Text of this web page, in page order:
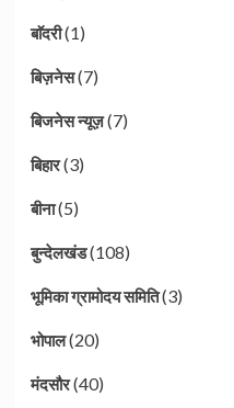
बाॅदरी(1)
बिज़नेस(7)
बिजनेस न्यूज़(7)
बिहार(3)
बीना(5)
बुन्देलखंड(108)
भूमिका ग्रामोदय समिति(3)
भोपाल(20)
मंदसौर(40)